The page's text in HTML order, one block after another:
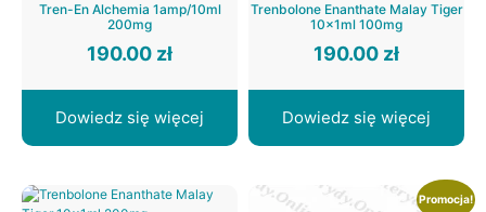
Tren-En Alchemia 1amp/10ml
200mg
190.00 zł
Dowiedz się więcej
Trenbolone Enanthate Malay Tiger
10x1ml 100mg
190.00 zł
Dowiedz się więcej
Promocja!